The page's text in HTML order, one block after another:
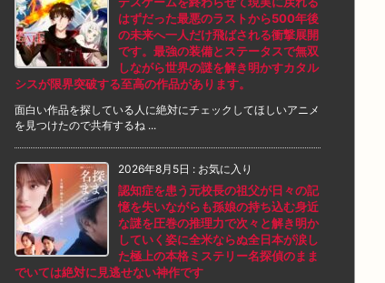
はずだった最悪のラストから500年後
の未来へ一人だけ飛ばされる衝撃展開
です。最強の装備とステータスで無双
しながら世界の謎を解き明かすカタル
シスが限界突破する至高の作品があります。
面白い作品を探している人に絶対にチェックしてほしいアニメ
を見つけたので共有するね ...
2026年8月5日 : お気に入り
認知症を患う元校長の祖父が日々の記
憶を失いながらも孫娘の持ち込む身近
な謎を圧巻の推理力で次々と解き明か
していく姿に全米ならぬ全日本が涙し
た極上の本格ミステリー名探偵のまま
でいては絶対に見逃せない神作です